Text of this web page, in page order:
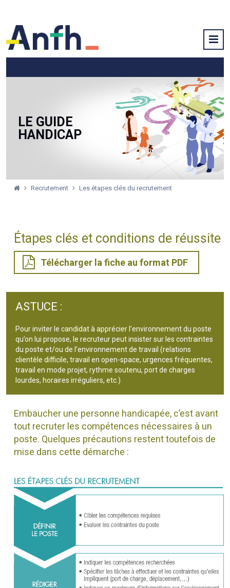
LE GUIDE
HANDICAP
Recrutement Les étapes clés du recrutement
Étapes clés et conditions de réussite
Télécharger la fiche au format PDF
ASTUCE :
Pour inviter le candidat à apprécier l’environnement du poste
qu’on lui propose, le recruteur peut insister sur les contraintes
du poste et/ou de l’environnement de travail (relations
clientèle difficile, travail en open-space, urgences fréquentes,
travail en mode projet, rythme soutenu, port de charges
lourdes, horaires irréguliers, etc.)
Embaucher une personne handicapée, c’est avant
tout recruter les compétences nécessaires à un
poste. Quelques précautions restent toutefois de
mise dans cette démarche :